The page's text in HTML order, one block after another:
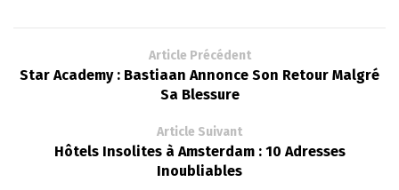
Article Précédent
Star Academy : Bastiaan Annonce Son Retour Malgré
Sa Blessure
Article Suivant
Hôtels Insolites à Amsterdam : 10 Adresses
Inoubliables